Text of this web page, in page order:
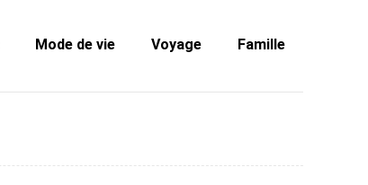
Mode de vie Voyage Famille